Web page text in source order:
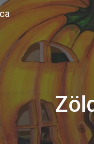
Skip to main content